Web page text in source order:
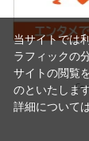
当サイトでは
ラフィックの
サイトの閲覧
のといたしま
詳細について